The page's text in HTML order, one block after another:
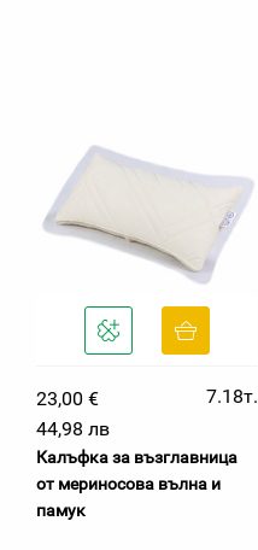
23,00 €
7.18т.
44,98 лв
Калъфка за възглавница
от мериносова вълна и
памук